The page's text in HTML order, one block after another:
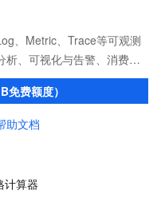
、Metric、Trace等可观测
析、可视化与告警、消费与
安全等场景化智能应用能
免费额度）
助文档
计算器